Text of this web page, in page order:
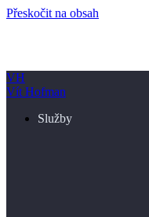
Přeskočit na obsah
VH
Vít Hofman
Služby